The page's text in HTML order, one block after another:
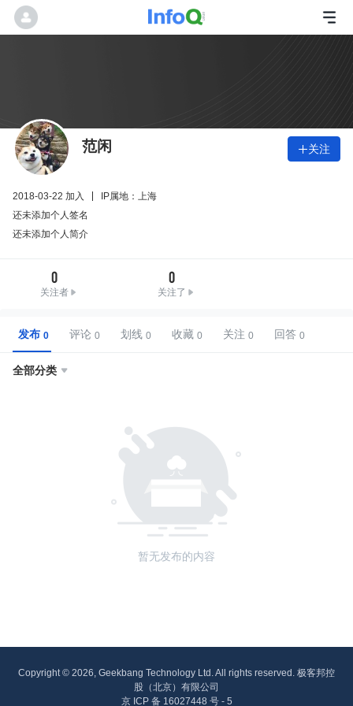
范闲 关注
2018-03-22 加入
IP属地：上海
还未添加个人签名
还未添加个人简介
0
关注者
0
关注了
发布 评论 划线 收藏 关注 回答
全部分类 
暂无发布的内容
Copyright © 2026, Geekbang Technology Ltd. All rights reserved. 极客邦控
股（北京）有限公司
京 ICP 备 16027448 号 - 5